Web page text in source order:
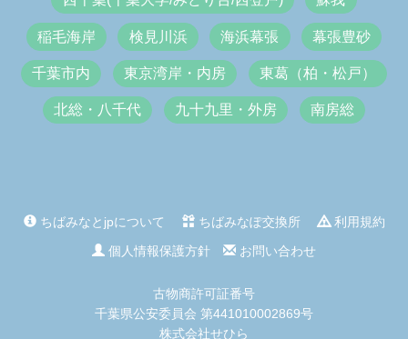
稲毛海岸 検見川浜 海浜幕張 幕張豊砂
千葉市内 東京湾岸・内房 東葛（柏・松戸）
北総・八千代 九十九里・外房 南房総
ちばみなとjpについて ちばみなぽ交換所
利用規約
個人情報保護方針
お問い合わせ
古物商許可証番号
千葉県公安委員会 第441010002869号
株式会社せひら